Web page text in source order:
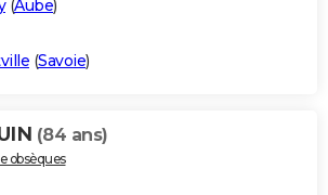
(Aube)
(Savoie)
(84 ans)
obsèques